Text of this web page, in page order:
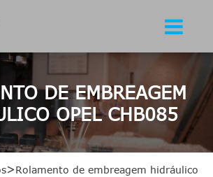
DE EMBREAGEM
OPEL CHB085
Rolamento de embreagem hidráulico